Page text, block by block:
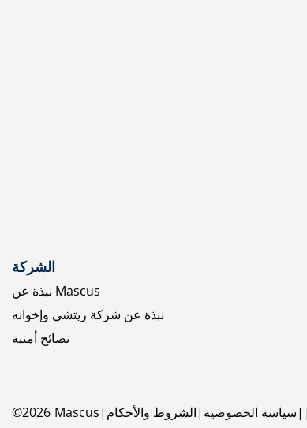
الشركة
نبذة عن Mascus
نبذة عن شركة ريتشي وإخوانه
نصائح أمنية
©2026 Mascus الشروط والأحكام سياسة الخصوصية